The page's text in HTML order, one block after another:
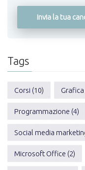
Invia la tua
Tags
Corsi (10) Grafica
Programmazione (4)
Social media
Microsoft Office (2)